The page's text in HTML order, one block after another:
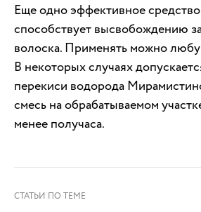
Еще одно эффективное
способствует высвобождению
волоска. Применять можно
В некоторых случаях
перекиси водорода
смесь на обрабатываемом
менее получаса.